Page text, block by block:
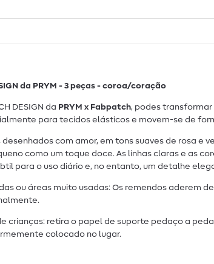
da PRYM - 3 peças - coroa/coração
DESIGN da PRYM x Fabpatch, podes
para tecidos elásticos e movem-se de
com amor, em tons suaves de rosa
como um toque doce. As linhas claras e as
para o uso diário e, no entanto, um detalhe
ou áreas muito usadas: Os remendos
crianças: retira o papel de suporte pedaço a
colocado no lugar.